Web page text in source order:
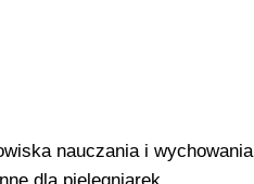
nauczania i wychowania